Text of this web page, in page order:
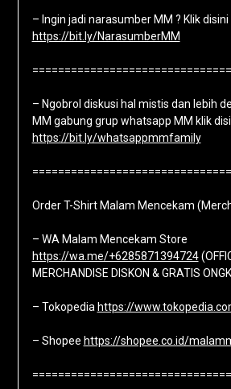
– Ingin jadi narasumber MM ? Klik disini
https://bit.ly/NarasumberMM
– Ngobrol diskusi hal mistis dan lebih
MM gabung grup whatsapp MM klik
https://bit.ly/whatsappmmfamily
Order T-Shirt Malam Mencekam
– WA Malam Mencekam Store
https://wa.me/+6285871394724
MERCHANDISE DISKON & GRATIS
– Tokopedia https://
– Shopee https://shopee.co.id/